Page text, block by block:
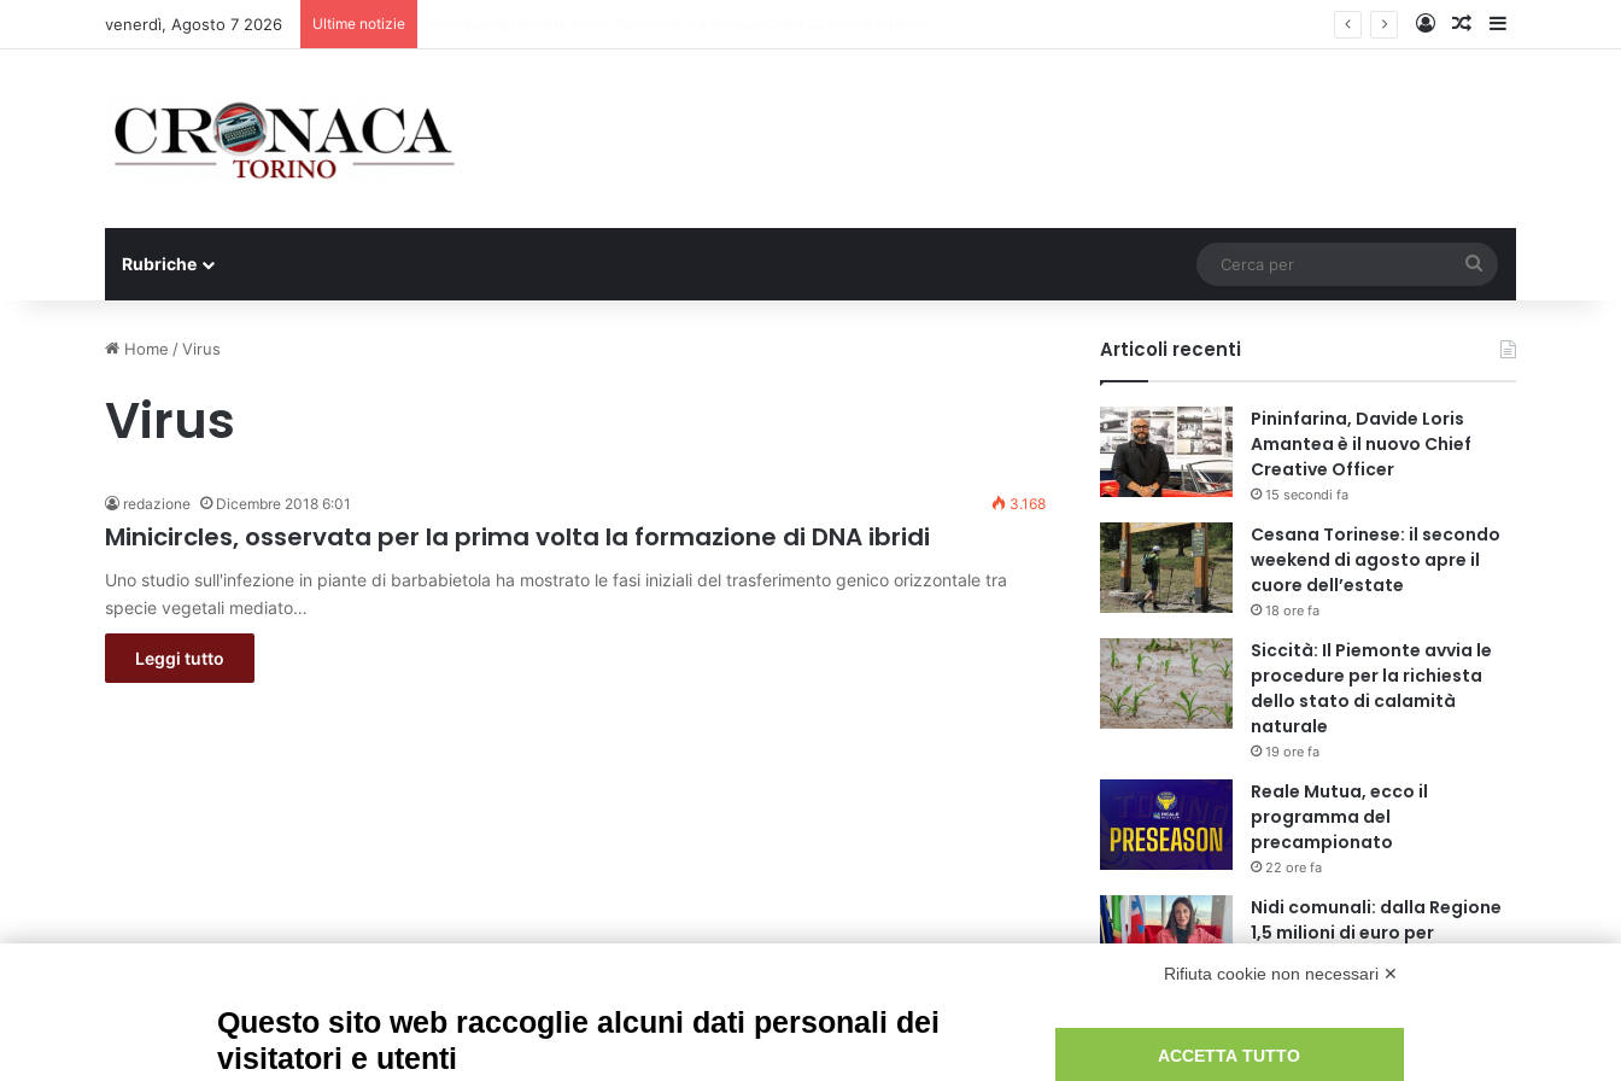
venerdì, Agosto 7 2026 Ultime notizie AccediUn articolo a
Rubriche
per
Home /Virus
Virus
redazione Dicembre 2018 6:01 3.168
Minicircles, osservata per la prima volta la formazione di DNA ibridi
Uno studio sull'infezione in piante di barbabietola ha mostrato le fasi iniziali del trasferimento genico orizzontale tra
specie vegetali mediato…
Leggi tutto
Articoli recenti
Pininfarina, Davide Loris
Amantea è il nuovo Chief
Creative Officer
15 secondi fa
Cesana Torinese: il secondo
weekend di agosto apre il
cuore dell’estate
18 ore fa
Siccità: Il Piemonte avvia le
procedure per la richiesta
dello stato di calamità
naturale
19 ore fa
Reale Mutua, ecco il
programma del
precampionato
22 ore fa
Nidi comunali: dalla Regione
1,5 milioni di euro per
parità di tariffa
Eclissi di Sole del 12 agosto:
Rifiuta cookie non necessari ✕
Questo sito web raccoglie alcuni dati personali dei
visitatori e utenti
ACCETTA TUTTO